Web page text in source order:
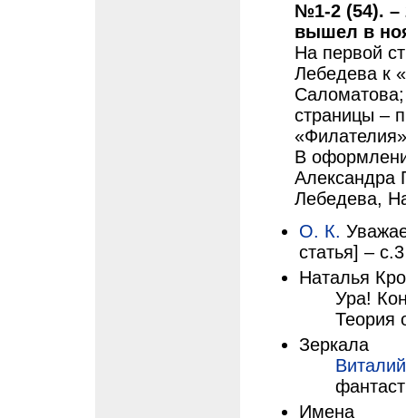
№1-2 (54). –
вышел в
На первой
Лебедева к
Саломатова;
страницы –
«Филателия»
В
Александра
Лебедева,
О. К.
статья] – с.3
Наталья
Ура!
Теория
Зеркала
Имена